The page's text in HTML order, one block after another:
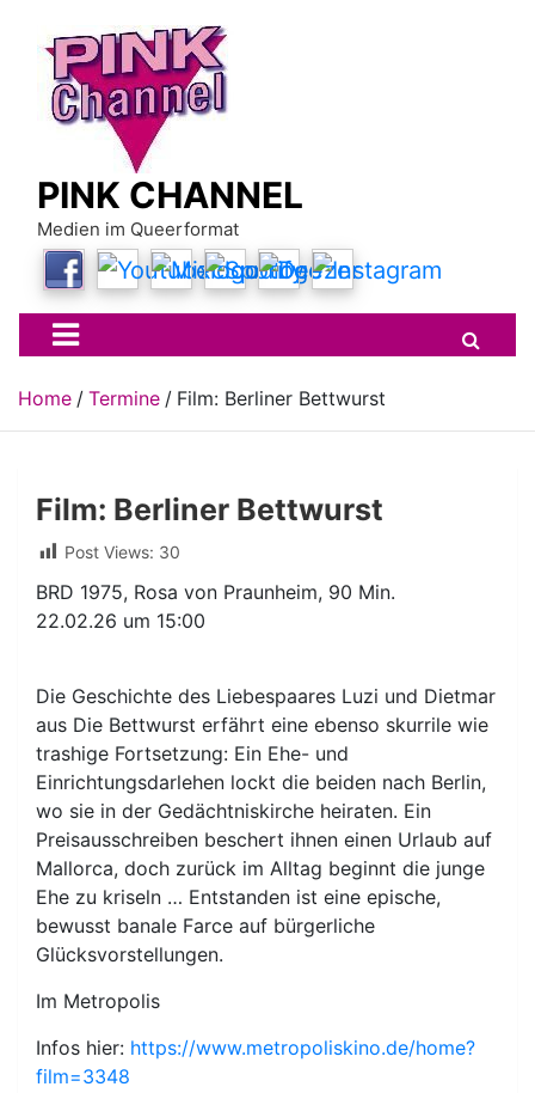
content
PINK CHANNEL
Medien im Queerformat
Home Termine Film: Berliner Bettwurst
Film: Berliner Bettwurst
Post Views: 30
BRD 1975, Rosa von Praunheim, 90 Min.
22.02.26 um 15:00
Die Geschichte des Liebespaares Luzi und Dietmar
aus Die Bettwurst erfährt eine ebenso skurrile wie
trashige Fortsetzung: Ein Ehe- und
Einrichtungsdarlehen lockt die beiden nach Berlin,
wo sie in der Gedächtniskirche heiraten. Ein
Preisausschreiben beschert ihnen einen Urlaub auf
Mallorca, doch zurück im Alltag beginnt die junge
Ehe zu kriseln … Entstanden ist eine epische,
bewusst banale Farce auf bürgerliche
Glücksvorstellungen.
Im Metropolis
Infos hier: https://www.metropoliskino.de/home?
film=3348